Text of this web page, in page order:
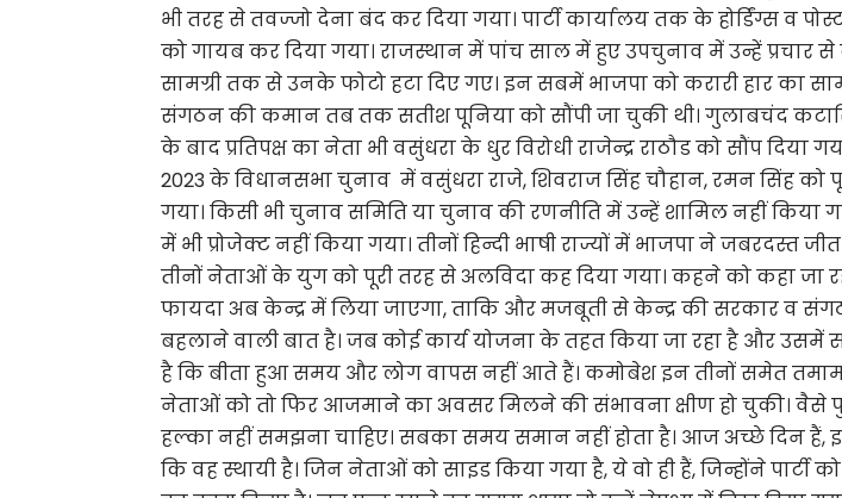
भी तरह से तवज्जो देना बंद कर दिया गया। पार्टी कार्यालय तक के होर्डिंग्स व
को गायब कर दिया गया। राजस्थान में पांच साल में हुए उपचुनाव में उन्हें प्रचार से
सामग्री तक से उनके फोटो हटा दिए गए। इन सबमें भाजपा को करारी हार का
संगठन की कमान तब तक सतीश पूनिया को सौंपी जा चुकी थी। गुलाबचंद
के बाद प्रतिपक्ष का नेता भी वसुंधरा के धुर विरोधी राजेन्द्र राठौड को सौंप दिया
2023 के विधानसभा चुनाव में वसुंधरा राजे, शिवराज सिंह चौहान, रमन सिंह को
गया। किसी भी चुनाव समिति या चुनाव की रणनीति में उन्हें शामिल नहीं किया
में भी प्रोजेक्ट नहीं किया गया। तीनों हिन्दी भाषी राज्यों में भाजपा ने जबरदस्त
तीनों नेताओं के युग को पूरी तरह से अलविदा कह दिया गया। कहने को कहा जा
फायदा अब केन्द्र में लिया जाएगा, ताकि और मजबूती से केन्द्र की सरकार व
बहलाने वाली बात है। जब कोई कार्य योजना के तहत किया जा रहा है और उसमें
है कि बीता हुआ समय और लोग वापस नहीं आते हैं। कमोबेश इन तीनों समेत
नेताओं को तो फिर आजमाने का अवसर मिलने की संभावना क्षीण हो चुकी। वैसे
हल्का नहीं समझना चाहिए। सबका समय समान नहीं होता है। आज अच्छे दिन
कि वह स्थायी है। जिन नेताओं को साइड किया गया है, ये वो ही हैं, जिन्होंने